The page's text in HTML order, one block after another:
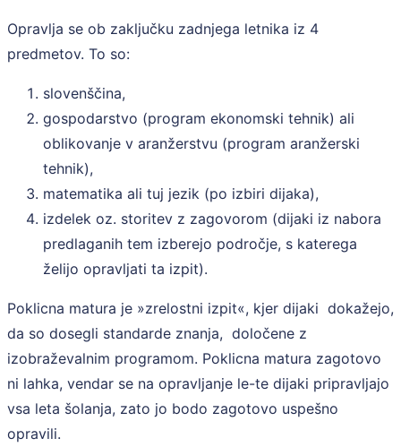
Opravlja se ob zaključku zadnjega letnika iz 4
predmetov. To so:
slovenščina,
gospodarstvo (program ekonomski tehnik) ali
oblikovanje v aranžerstvu (program aranžerski
tehnik),
matematika ali tuj jezik (po izbiri dijaka),
izdelek oz. storitev z zagovorom (dijaki iz nabora
predlaganih tem izberejo področje, s katerega
želijo opravljati ta izpit).
Poklicna matura je »zrelostni izpit«, kjer dijaki dokažejo,
da so dosegli standarde znanja, določene z
izobraževalnim programom. Poklicna matura zagotovo
ni lahka, vendar se na opravljanje le-te dijaki pripravljajo
vsa leta šolanja, zato jo bodo zagotovo uspešno
opravili.